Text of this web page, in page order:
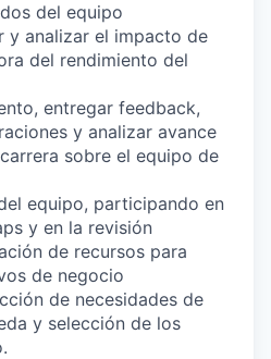
del equipo
y analizar el impacto de
del rendimiento del
entregar feedback,
y analizar avance
sobre el equipo de
equipo, participando en
y en la revisión
de recursos para
de negocio
de necesidades de
y selección de los